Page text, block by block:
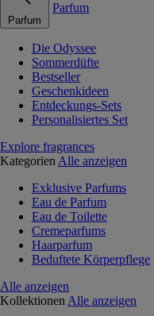
Parfum
Parfum
Die Odyssee
Sommerdüfte
Bestseller
Geschenkideen
Entdeckungs-Sets
Personalisiertes Set
Explore fragrances
Kategorien Alle anzeigen
Exklusive Parfums
Eau de Parfum
Eau de Toilette
Cremeparfums
Haarparfum
Beduftete Körperpflege
Alle anzeigen
Kollektionen Alle anzeigen